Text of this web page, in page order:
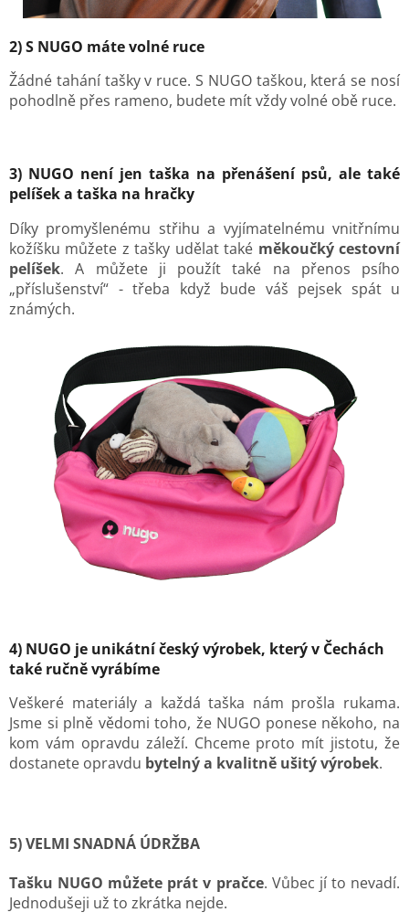
2) S NUGO máte volné ruce
Žádné tahání tašky v ruce. S NUGO taškou, která se nosí
pohodlně přes rameno, budete mít vždy volné obě ruce.
3) NUGO není jen taška na přenášení psů, ale také
pelíšek a taška na hračky
Díky promyšlenému střihu a vyjímatelnému vnitřnímu
kožíšku můžete z tašky udělat také měkoučký cestovní
pelíšek. A můžete ji použít také na přenos psího
„příslušenství“ - třeba když bude váš pejsek spát u
známých.
4) NUGO je unikátní český výrobek, který v Čechách
také ručně vyrábíme
Veškeré materiály a každá taška nám prošla rukama.
Jsme si plně vědomi toho, že NUGO ponese někoho, na
kom vám opravdu záleží. Chceme proto mít jistotu, že
dostanete opravdu bytelný a kvalitně ušitý výrobek.
5) VELMI SNADNÁ ÚDRŽBA
Tašku NUGO můžete prát v pračce. Vůbec jí to nevadí.
Jednodušeji už to zkrátka nejde.